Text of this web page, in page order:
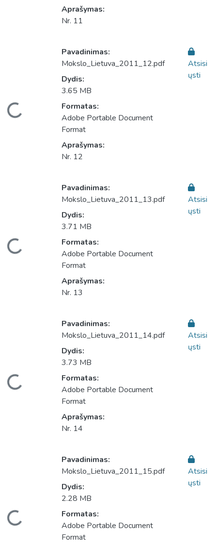
Aprašymas:
Nr. 11
Pavadinimas:
Mokslo_Lietuva_2011_12.pdf
Dydis:
3.65 MB
Formatas:
Adobe Portable Document
Format
Aprašymas:
Nr. 12
Atsisi
ųsti
Pavadinimas:
Mokslo_Lietuva_2011_13.pdf
Dydis:
3.71 MB
Formatas:
Adobe Portable Document
Format
Aprašymas:
Nr. 13
Atsisi
ųsti
Pavadinimas:
Mokslo_Lietuva_2011_14.pdf
Dydis:
3.73 MB
Formatas:
Adobe Portable Document
Format
Aprašymas:
Nr. 14
Atsisi
ųsti
Pavadinimas:
Mokslo_Lietuva_2011_15.pdf
Dydis:
2.28 MB
Formatas:
Adobe Portable Document
Format
Atsisi
ųsti